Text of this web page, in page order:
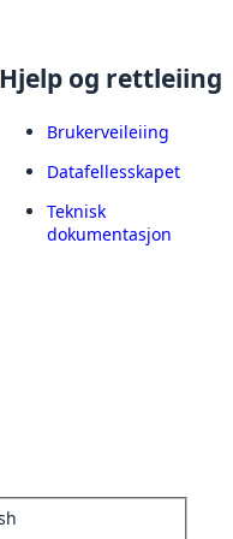
Hjelp og rettleiing
Brukerveileiing
Datafellesskapet
Teknisk
dokumentasjon